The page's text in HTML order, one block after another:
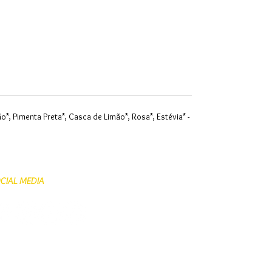
Pimenta Preta*, Casca de Limão*, Rosa*, Estévia* -
MEDIA